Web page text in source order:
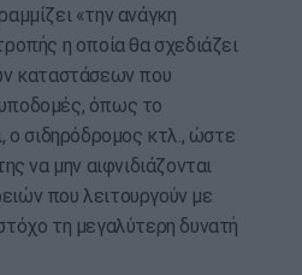
«την ανάγκη
η οποία θα σχεδιάζει
καταστάσεων που
όπως το
ο σιδηρόδρομος κτλ., ώστε
να μην αιφνιδιάζονται
που λειτουργούν με
τη μεγαλύτερη δυνατή